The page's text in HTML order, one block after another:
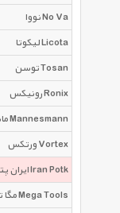
نووا No Va
لیکوتا Licota
توسن Tosan
رونیکس Ronix
مانسمان Mannesmann
ورتکس Vortex
ایران پتک Iran Potk
مگا تولز Mega Tools